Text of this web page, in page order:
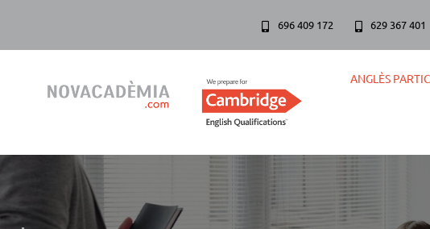
696 409 172 629 367 401
ANGLÈS